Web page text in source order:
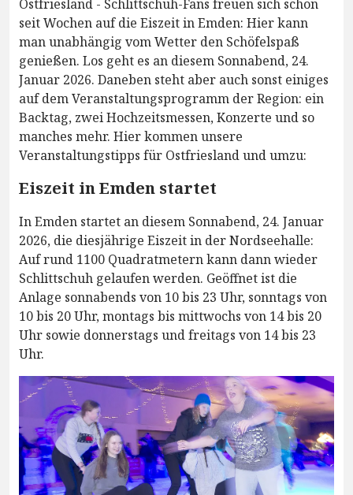
Ostfriesland - Schlittschuh-Fans freuen sich schon
seit Wochen auf die Eiszeit in Emden: Hier kann
man unabhängig vom Wetter den Schöfelspaß
genießen. Los geht es an diesem Sonnabend, 24.
Januar 2026. Daneben steht aber auch sonst einiges
auf dem Veranstaltungsprogramm der Region: ein
Backtag, zwei Hochzeitsmessen, Konzerte und so
manches mehr. Hier kommen unsere
Veranstaltungstipps für Ostfriesland und umzu:
Eiszeit in Emden startet
In Emden startet an diesem Sonnabend, 24. Januar
2026, die diesjährige Eiszeit in der Nordseehalle:
Auf rund 1100 Quadratmetern kann dann wieder
Schlittschuh gelaufen werden. Geöffnet ist die
Anlage sonnabends von 10 bis 23 Uhr, sonntags von
10 bis 20 Uhr, montags bis mittwochs von 14 bis 20
Uhr sowie donnerstags und freitags von 14 bis 23
Uhr.